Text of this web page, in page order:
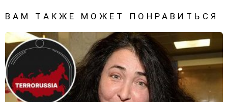
ВАМ ТАКЖЕ МОЖЕТ ПОНРАВИТЬСЯ